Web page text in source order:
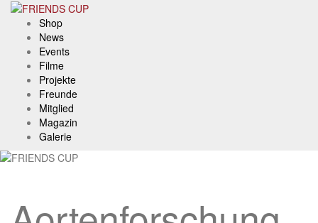
Skip
content
Shop
News
Events
Filme
Projekte
Freunde
Mitglied
Magazin
Galerie